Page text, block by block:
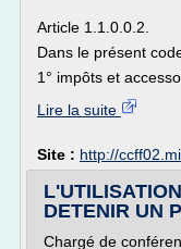
Article 1.1.0.0.2.
Dans le présent
1° impôts et
Lire la suite
Site : http://
DETENIR UN
Chargé de